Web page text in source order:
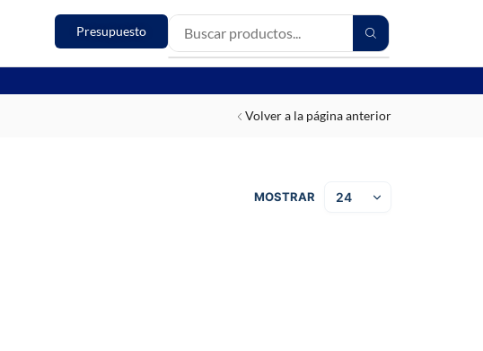
Presupuesto
Volver a la página anterior
MOSTRAR